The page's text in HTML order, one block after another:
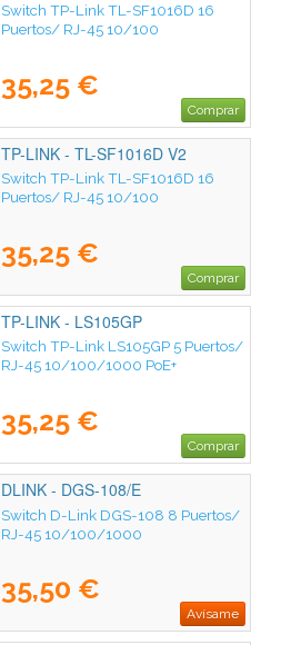
Switch TP-Link TL-SF1016D 16
Puertos/ RJ-45 10/100
35,25 €
Comprar
TP-LINK - TL-SF1016D V2
Switch TP-Link TL-SF1016D 16
Puertos/ RJ-45 10/100
35,25 €
Comprar
TP-LINK - LS105GP
Switch TP-Link LS105GP 5 Puertos/
RJ-45 10/100/1000 PoE+
35,25 €
Comprar
DLINK - DGS-108/E
Switch D-Link DGS-108 8 Puertos/
RJ-45 10/100/1000
35,50 €
Avísame